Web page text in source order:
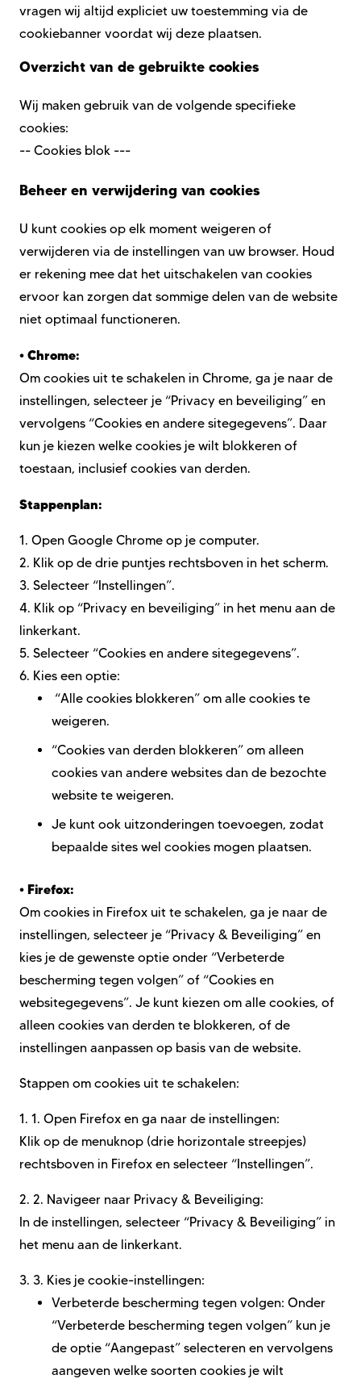
vragen wij altijd expliciet uw toestemming via de
cookiebanner voordat wij deze plaatsen.
Overzicht van de gebruikte cookies
Wij maken gebruik van de volgende specifieke
cookies:
-- Cookies blok ---
Beheer en verwijdering van cookies
U kunt cookies op elk moment weigeren of
verwijderen via de instellingen van uw browser. Houd
er rekening mee dat het uitschakelen van cookies
ervoor kan zorgen dat sommige delen van de website
niet optimaal functioneren.
• Chrome:
Om cookies uit te schakelen in Chrome, ga je naar de
instellingen, selecteer je “Privacy en beveiliging” en
vervolgens “Cookies en andere sitegegevens”. Daar
kun je kiezen welke cookies je wilt blokkeren of
toestaan, inclusief cookies van derden.
Stappenplan:
1. Open Google Chrome op je computer.
2. Klik op de drie puntjes rechtsboven in het scherm.
3. Selecteer “Instellingen”.
4. Klik op “Privacy en beveiliging” in het menu aan de
linkerkant.
5. Selecteer “Cookies en andere sitegegevens”.
6. Kies een optie:
“Alle cookies blokkeren” om alle cookies te
weigeren.
“Cookies van derden blokkeren” om alleen
cookies van andere websites dan de bezochte
website te weigeren.
Je kunt ook uitzonderingen toevoegen, zodat
bepaalde sites wel cookies mogen plaatsen.
• Firefox:
Om cookies in Firefox uit te schakelen, ga je naar de
instellingen, selecteer je “Privacy & Beveiliging” en
kies je de gewenste optie onder “Verbeterde
bescherming tegen volgen” of “Cookies en
websitegegevens”. Je kunt kiezen om alle cookies, of
alleen cookies van derden te blokkeren, of de
instellingen aanpassen op basis van de website.
Stappen om cookies uit te schakelen:
1. 1. Open Firefox en ga naar de instellingen:
Klik op de menuknop (drie horizontale streepjes)
rechtsboven in Firefox en selecteer “Instellingen”.
2. 2. Navigeer naar Privacy & Beveiliging:
In de instellingen, selecteer “Privacy & Beveiliging” in
het menu aan de linkerkant.
3. 3. Kies je cookie-instellingen:
Verbeterde bescherming tegen volgen: Onder
“Verbeterde bescherming tegen volgen” kun je
de optie “Aangepast” selecteren en vervolgens
aangeven welke soorten cookies je wilt